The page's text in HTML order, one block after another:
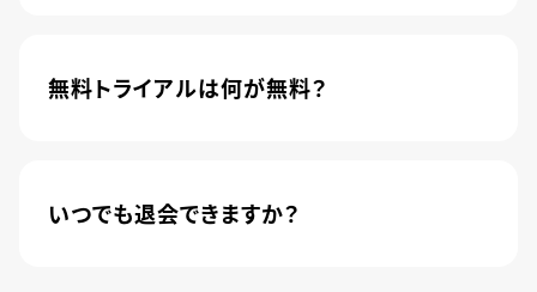
されました。
無料トライアルは何が無料？
いつでも退会できますか？